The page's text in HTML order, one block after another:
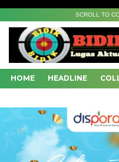
SCROLL TO
HOME HEADLINE